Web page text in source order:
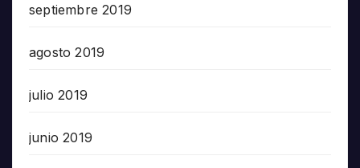
septiembre 2019
agosto 2019
julio 2019
junio 2019